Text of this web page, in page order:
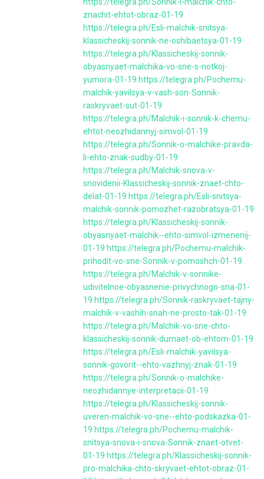
znachit-ehtot-obraz-01-19
https://telegra.ph/Esli-malchik-snitsya-
klassicheskij-sonnik-ne-oshibaetsya-01-19
https://telegra.ph/Klassicheskij-sonnik-
obyasnyaet-malchika-vo-sne-s-notkoj-
yumora-01-19 https://telegra.ph/Pochemu-
malchik-yavilsya-v-vash-son-Sonnik-
raskryvaet-sut-01-19
https://telegra.ph/Malchik-i-sonnik-k-chemu-
ehtot-neozhidannyj-simvol-01-19
https://telegra.ph/Sonnik-o-malchike-pravda-
li-ehto-znak-sudby-01-19
https://telegra.ph/Malchik-snova-v-
snovidenii-Klassicheskij-sonnik-znaet-chto-
delat-01-19 https://telegra.ph/Esli-snitsya-
malchik-sonnik-pomozhet-razobratsya-01-19
https://telegra.ph/Klassicheskij-sonnik-
obyasnyaet-malchik--ehto-simvol-izmenenij-
01-19 https://telegra.ph/Pochemu-malchik-
prihodit-vo-sne-Sonnik-v-pomoshch-01-19
https://telegra.ph/Malchik-v-sonnike-
udivitelnoe-obyasnenie-privychnogo-sna-01-
19 https://telegra.ph/Sonnik-raskryvaet-tajny-
malchik-v-vashih-snah-ne-prosto-tak-01-19
https://telegra.ph/Malchik-vo-sne-chto-
klassicheskij-sonnik-dumaet-ob-ehtom-01-19
https://telegra.ph/Esli-malchik-yavilsya-
sonnik-govorit--ehto-vazhnyj-znak-01-19
https://telegra.ph/Sonnik-o-malchike-
neozhidannye-interpretacii-01-19
https://telegra.ph/Klassicheskij-sonnik-
uveren-malchik-vo-sne--ehto-podskazka-01-
19 https://telegra.ph/Pochemu-malchik-
snitsya-snova-i-snova-Sonnik-znaet-otvet-
01-19 https://telegra.ph/Klassicheskij-sonnik-
pro-malchika-chto-skryvaet-ehtot-obraz-01-